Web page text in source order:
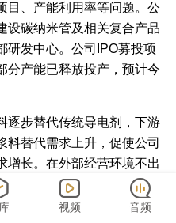
目、产能利用率等问题。公
设碳纳米管及相关复合产品
研发中心。公司IPO募投项
分产能已释放投产，预计今
逐步替代传统导电剂，下游
料替代需求上升，促使公司
增长。在外部经营环境不出
的营业收入预计将会持续快
视频 音频